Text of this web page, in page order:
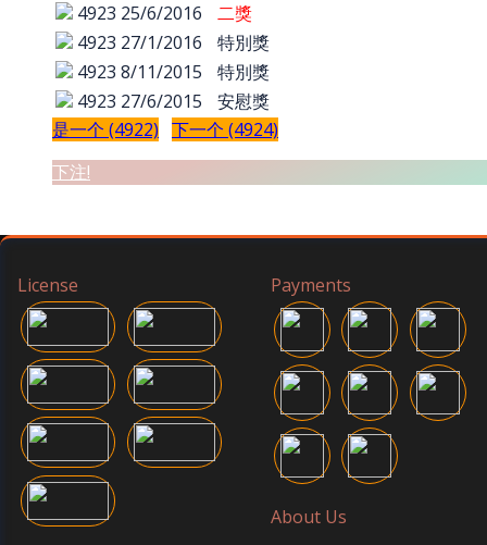
4923 25/6/2016
二獎
4923 27/1/2016
特別獎
4923 8/11/2015
特別獎
4923 27/6/2015
安慰獎
是一个 (4922) 下一个 (4924)
下注!
License Payments
About Us